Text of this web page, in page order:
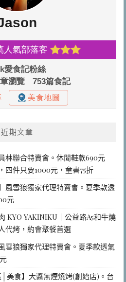
近期文章
林聯合特賣會。休閒鞋款690元
四件只要1000元，童書75折
風雪狼獨家代理特賣會。夏季款透
元
KYO YAKINIKU｜公益路A5和牛燒
代烤，約會聚餐首選
雪狼獨家代理特賣會。夏季款透氣
美食】大醬無煙燒烤(創始店)。台